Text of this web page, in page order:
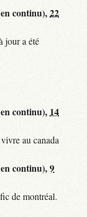
continu),22
jour a été
continu), 14
au canada
continu),9
de montréal.